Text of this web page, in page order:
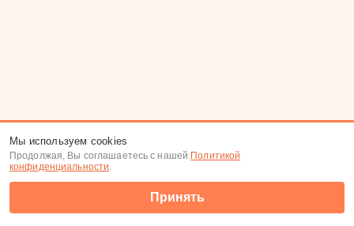
Мы используем cookies
Продолжая, Вы соглашаетесь с нашей Политикой
конфиденциальности.
Принять